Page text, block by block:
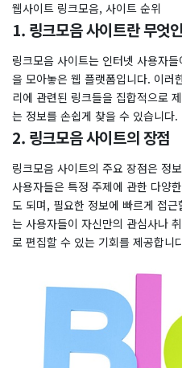
웹사이트 링크모음, 사이트 순위
1. 링크모음 사이트란 무엇
링크모음 사이트는 인터넷 사용자
을 모아놓은 웹 플랫폼입니다. 이러
리에 관련된 링크들을 집합적으로
는 정보를 손쉽게 찾을 수 있습니다.
2. 링크모음 사이트의 장점
링크모음 사이트의 주요 장점은 정
사용자들은 특정 주제에 관한 다양
도 되며, 필요한 정보에 빠르게 접
는 사용자들이 자신만의 관심사나
로 편집할 수 있는 기회를 제공합니